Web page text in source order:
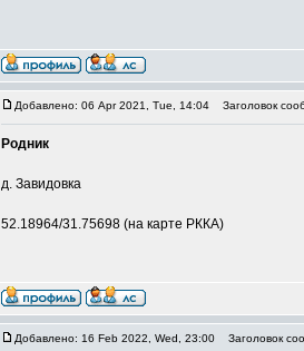
Добавлено: 06 Apr 2021, Tue, 14:04 Заголовок
Родник
д. Завидовка
52.18964/31.75698 (на карте РККА)
Добавлено: 16 Feb 2022, Wed, 23:00 Заголовок